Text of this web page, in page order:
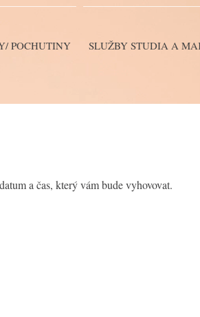
POCHUTINY SLUŽBY STUDIA A
a čas, který vám bude vyhovovat.